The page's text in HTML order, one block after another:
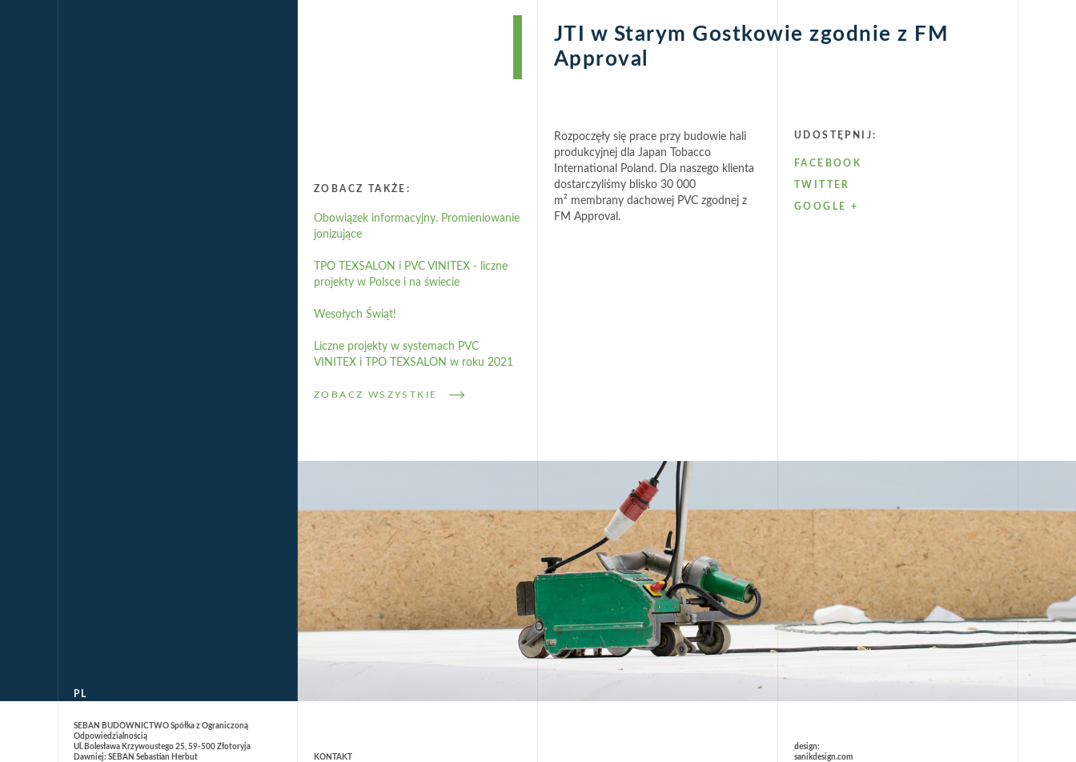
PL
FACEBOOK
JTI w Starym Gostkowie zgodnie z FM
Approval
ZOBACZ TAKŻE:
Obowiązek informacyjny. Promieniowanie
jonizujące
TPO TEXSALON i PVC VINITEX - liczne
projekty w Polsce i na świecie
Wesołych Świąt!
Liczne projekty w systemach PVC
VINITEX i TPO TEXSALON w roku 2021
ZOBACZ WSZYSTKIE
Rozpoczęły się prace przy budowie hali
produkcyjnej dla Japan Tobacco
International Poland. Dla naszego klienta
dostarczyliśmy blisko 30 000
m² membrany dachowej PVC zgodnej z
FM Approval.
UDOSTĘPNIJ:
FACEBOOK
TWITTER
GOOGLE +
SEBAN BUDOWNICTWO Spółka z Ograniczoną
Odpowiedzialnością
Ul. Bolesława Krzywoustego 25, 59-500 Złotoryja
Dawniej: SEBAN Sebastian Herbut
KONTAKT
design:
sanikdesign.com